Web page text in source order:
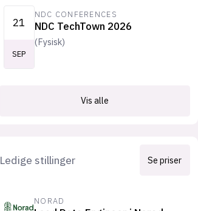
21
SEP
NDC CONFERENCES
NDC TechTown 2026
(Fysisk)
Vis alle
Ledige stillinger Se priser
NORAD